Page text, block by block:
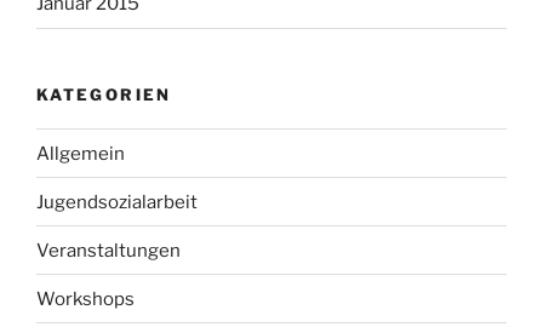
KATEGORIEN
Allgemein
Jugendsozialarbeit
Veranstaltungen
Workshops